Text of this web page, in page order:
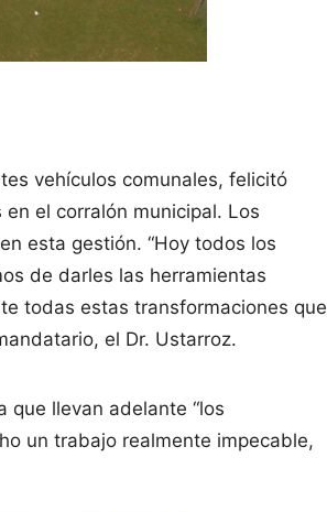
vehículos comunales, felicitó
el corralón municipal. Los
esta gestión. “Hoy todos los
de darles las herramientas
todas estas transformaciones que
el Dr. Ustarroz.
que llevan adelante “los
un trabajo realmente impecable,